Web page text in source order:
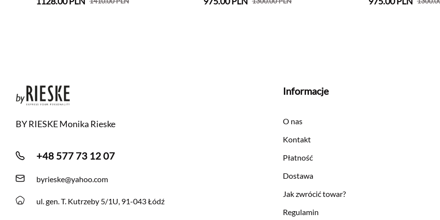
BY RIESKE Monika Rieske
+48 577 73 12 07
byrieske@yahoo.com
ul. gen. T. Kutrzeby 5/1U, 91-043 Łódź
Informacje
O nas
Kontakt
Płatność
Dostawa
Jak zwrócić towar?
Regulamin